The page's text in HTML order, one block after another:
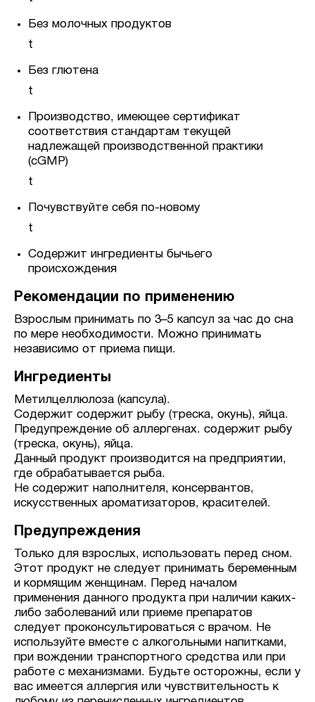
Без молочных продуктов
t
Без глютена
t
Производство, имеющее сертификат
соответствия стандартам текущей
надлежащей производственной практики
(cGMP)
t
Почувствуйте себя по-новому
t
Содержит ингредиенты бычьего
происхождения
Рекомендации по применению
Взрослым принимать по 3–5 капсул за час до сна
по мере необходимости. Можно принимать
независимо от приема пищи.
Ингредиенты
Метилцеллюлоза (капсула).
Содержит содержит рыбу (треска, окунь), яйца.
Предупреждение об аллергенах. содержит рыбу
(треска, окунь), яйца.
Данный продукт производится на предприятии,
где обрабатывается рыба.
Не содержит наполнителя, консервантов,
искусственных ароматизаторов, красителей.
Предупреждения
Только для взрослых, использовать перед сном.
Этот продукт не следует принимать беременным
и кормящим женщинам. Перед началом
применения данного продукта при наличии каких-
либо заболеваний или приеме препаратов
следует проконсультироваться с врачом. Не
используйте вместе с алкогольными напитками,
при вождении транспортного средства или при
работе с механизмами. Будьте осторожны, если у
вас имеется аллергия или чувствительность к